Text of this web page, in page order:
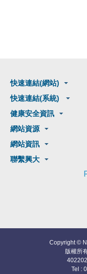
快速連結(網站)
快速連結(系統)
健康安全資訊
網站資源
網站資訊
聯繫興大
Copyright ©
版權所
Tel :